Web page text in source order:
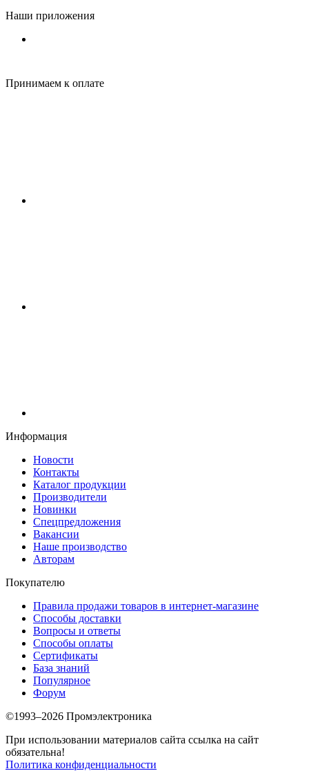
Наши приложения
Принимаем к оплате
Информация
Новости
Контакты
Каталог продукции
Производители
Новинки
Спецпредложения
Вакансии
Наше производство
Авторам
Покупателю
Правила продажи товаров в интернет-магазине
Способы доставки
Вопросы и ответы
Способы оплаты
Сертификаты
База знаний
Популярное
Форум
©1993–2026 Промэлектроника
При использовании материалов сайта ссылка на сайт
обязательна!
Политика конфиденциальности